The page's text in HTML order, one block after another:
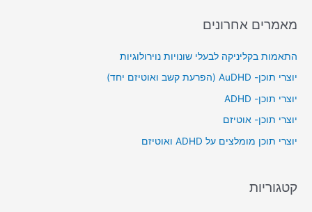
r
o
r
:
מאמרים אחרונים
התאמות בקליניקה לבעלי שונויות נוירולוגיות
יוצרי תוכן- AuDHD (הפרעת קשב ואוטיזם יחד)
יוצרי תוכן- ADHD
יוצרי תוכן- אוטיזם
יוצרי תוכן מומלצים על ADHD ואוטיזם
קטגוריות